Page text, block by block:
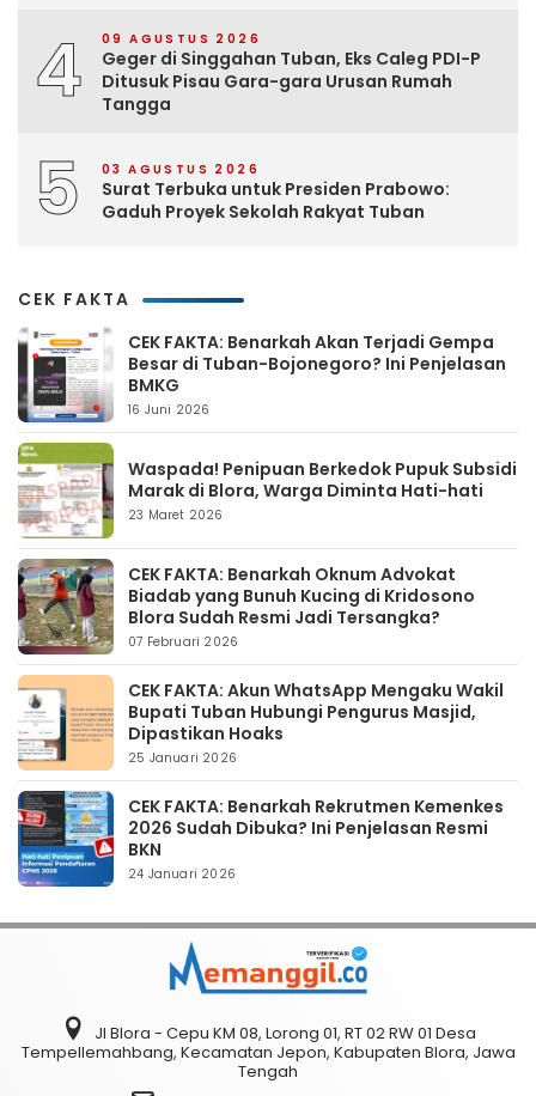
4 09 AGUSTUS 2026
Geger di Singgahan Tuban, Eks Caleg PDI-P
Ditusuk Pisau Gara-gara Urusan Rumah
Tangga
5 03 AGUSTUS 2026
Surat Terbuka untuk Presiden Prabowo:
Gaduh Proyek Sekolah Rakyat Tuban
CEK FAKTA
CEK FAKTA: Benarkah Akan Terjadi Gempa
Besar di Tuban-Bojonegoro? Ini Penjelasan
BMKG
16 Juni 2026
Waspada! Penipuan Berkedok Pupuk Subsidi
Marak di Blora, Warga Diminta Hati-hati
23 Maret 2026
CEK FAKTA: Benarkah Oknum Advokat
Biadab yang Bunuh Kucing di Kridosono
Blora Sudah Resmi Jadi Tersangka?
07 Februari 2026
CEK FAKTA: Akun WhatsApp Mengaku Wakil
Bupati Tuban Hubungi Pengurus Masjid,
Dipastikan Hoaks
25 Januari 2026
CEK FAKTA: Benarkah Rekrutmen Kemenkes
2026 Sudah Dibuka? Ini Penjelasan Resmi
BKN
24 Januari 2026
Jl Blora - Cepu KM 08, Lorong 01, RT 02 RW 01 Desa
Tempellemahbang, Kecamatan Jepon, Kabupaten Blora, Jawa
Tengah